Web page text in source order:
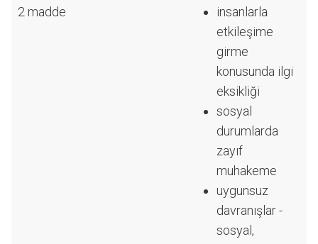
2 madde
insanlarla
etkileşime
girme
konusunda ilgi
eksikliği
sosyal
durumlarda
zayıf
muhakeme
uygunsuz
davranışlar -
sosyal,